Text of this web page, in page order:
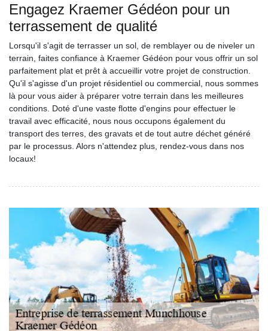
Engagez Kraemer Gédéon pour un
terrassement de qualité
Lorsqu'il s'agit de terrasser un sol, de remblayer ou de niveler un
terrain, faites confiance à Kraemer Gédéon pour vous offrir un sol
parfaitement plat et prêt à accueillir votre projet de construction.
Qu'il s'agisse d'un projet résidentiel ou commercial, nous sommes
là pour vous aider à préparer votre terrain dans les meilleures
conditions. Doté d'une vaste flotte d'engins pour effectuer le
travail avec efficacité, nous nous occupons également du
transport des terres, des gravats et de tout autre déchet généré
par le processus. Alors n'attendez plus, rendez-vous dans nos
locaux!